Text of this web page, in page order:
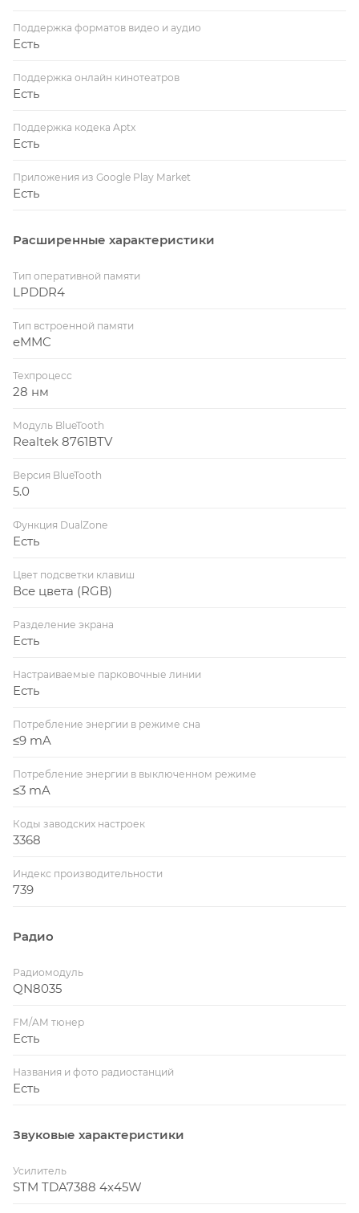
Поддержка форматов видео и аудио
Есть
Поддержка онлайн кинотеатров
Есть
Поддержка кодека Aptx
Есть
Приложения из Google Play Market
Есть
Расширенные характеристики
Тип оперативной памяти
LPDDR4
Тип встроенной памяти
eMMC
Техпроцесс
28 нм
Модуль BlueTooth
Realtek 8761BTV
Версия BlueTooth
5.0
Функция DualZone
Есть
Цвет подсветки клавиш
Все цвета (RGB)
Разделение экрана
Есть
Настраиваемые парковочные линии
Есть
Потребление энергии в режиме сна
≤9 mA
Потребление энергии в выключенном режиме
≤3 mA
Коды заводских настроек
3368
Индекс производительности
739
Радио
Радиомодуль
QN8035
FM/AM тюнер
Есть
Названия и фото радиостанций
Есть
Звуковые характеристики
Усилитель
STM TDA7388 4x45W